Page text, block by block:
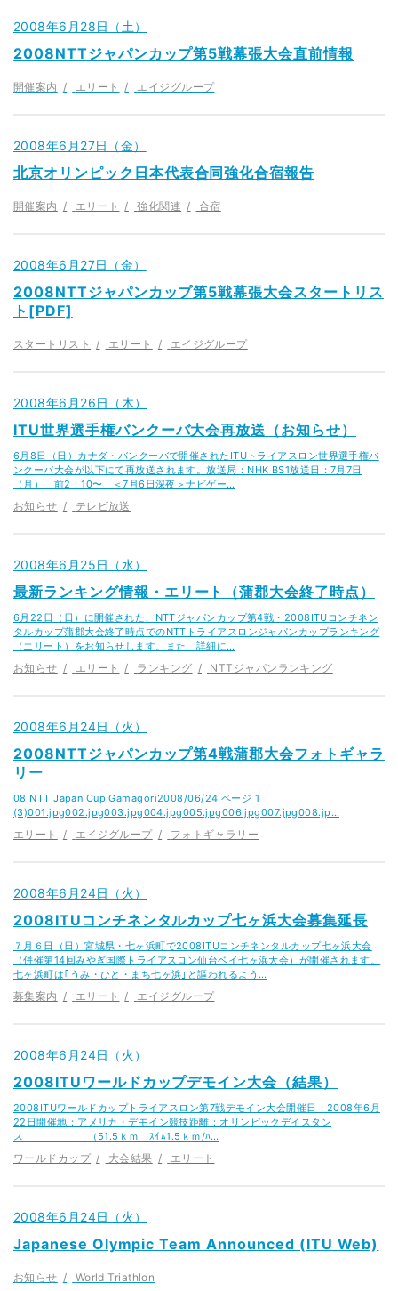
2008年6月28日（土）
2008NTTジャパンカップ第5戦幕張大会直前情報
開催案内 エリート エイジグループ
2008年6月27日（金）
北京オリンピック日本代表合同強化合宿報告
開催案内 エリート 強化関連 合宿
2008年6月27日（金）
2008NTTジャパンカップ第5戦幕張大会スタートリス
ト[PDF]
スタートリスト エリート エイジグループ
2008年6月26日（木）
ITU世界選手権バンクーバ大会再放送（お知らせ）
6月8日（日）カナダ・バンクーバで開催されたITUトライアスロン世界選手権バ
ンクーバ大会が以下にて再放送されます。放送局：NHK BS1放送日：7月7日
（月） 前2：10〜 ＜7月6日深夜＞ナビゲー…
お知らせ テレビ放送
2008年6月25日（水）
最新ランキング情報・エリート（蒲郡大会終了時点）
6月22日（日）に開催された、NTTジャパンカップ第4戦・2008ITUコンチネン
タルカップ蒲郡大会終了時点でのNTTトライアスロンジャパンカップランキング
（エリート）をお知らせします。また、詳細に…
お知らせ エリート ランキング NTTジャパンランキング
2008年6月24日（火）
2008NTTジャパンカップ第4戦蒲郡大会フォトギャラ
リー
08 NTT Japan Cup Gamagori2008/06/24 ページ 1
(3)001.jpg002.jpg003.jpg004.jpg005.jpg006.jpg007.jpg008.jp…
エリート エイジグループ フォトギャラリー
2008年6月24日（火）
2008ITUコンチネンタルカップ七ヶ浜大会募集延長
７月６日（日）宮城県・七ヶ浜町で2008ITUコンチネンタルカップ七ヶ浜大会
（併催第14回みやぎ国際トライアスロン仙台ベイ七ヶ浜大会）が開催されます。
七ヶ浜町は｢うみ・ひと・まち七ヶ浜｣と謳われるよう…
募集案内 エリート エイジグループ
2008年6月24日（火）
2008ITUワールドカップデモイン大会（結果）
2008ITUワールドカップトライアスロン第7戦デモイン大会開催日：2008年6月
22日開催地：アメリカ・デモイン競技距離：オリンピックデイスタン
ス （51.5ｋｍ ｽｲﾑ1.5ｋｍ/ﾊ…
ワールドカップ 大会結果 エリート
2008年6月24日（火）
Japanese Olympic Team Announced (ITU Web)
お知らせ World Triathlon